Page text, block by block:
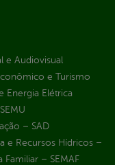
e Audiovisual
e Turismo
Energia Elétrica
– SAD
e Recursos Hídricos –
Familiar – SEMAF